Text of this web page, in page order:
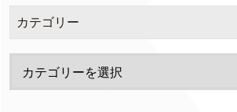
カテゴリー